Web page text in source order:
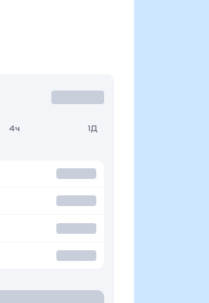
4ч 1Д